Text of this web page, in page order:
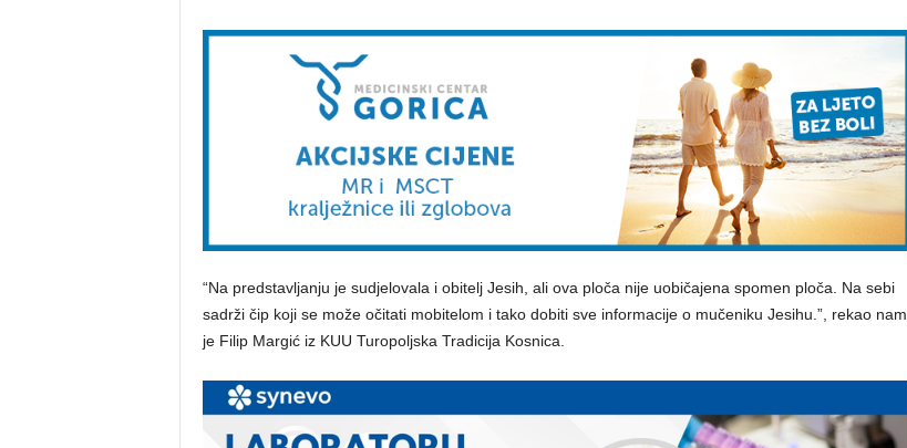
“Na predstavljanju je sudjelovala i obitelj Jesih, ali ova ploča nije uobičajena spomen ploča. Na sebi
sadrži čip koji se može očitati mobitelom i tako dobiti sve informacije o mučeniku Jesihu.”, rekao nam
je Filip Margić iz KUU Turopoljska Tradicija Kosnica.